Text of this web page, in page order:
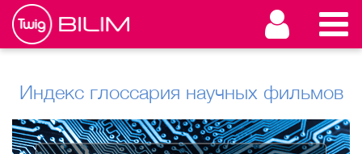
Индекс глоссария научных фильмов